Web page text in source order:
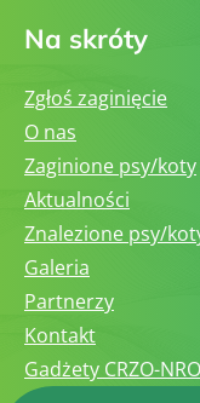
Na skróty
Zgłoś zaginięcie
O nas
Zaginione psy/koty
Aktualności
Znalezione psy/
Galeria
Partnerzy
Kontakt
Gadżety CRZO-